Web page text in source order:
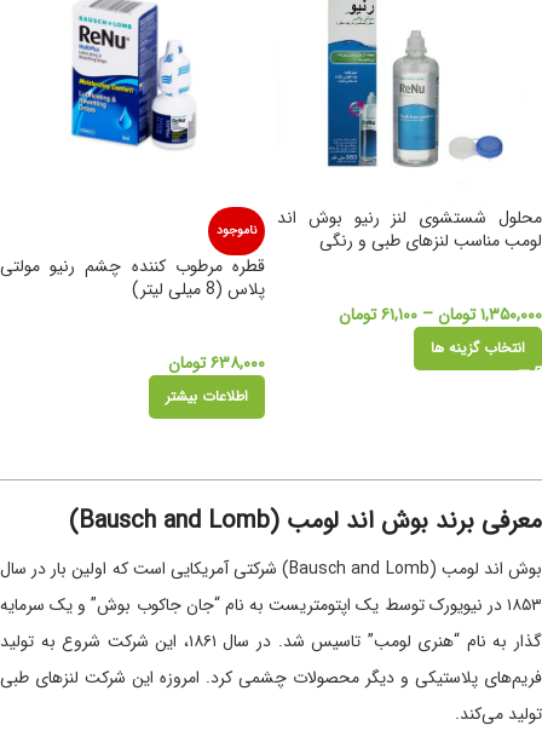
محلول شستشوی لنز رنیو بوش اند
لومب مناسب لنزهای طبی و رنگی
۱,۳۵۰,۰۰۰تومان– ۶۱,۱۰۰تومان
انتخاب گزینه ها
ناموجود
قطره مرطوب کننده چشم رنیو مولتی
پلاس (8 میلی لیتر)
۶۳۸,۰۰۰تومان
اطلاعات بیشتر
معرفی برند بوش اند لومب (Bausch and Lomb)
بوش اند لومب (Bausch and Lomb) شرکتی آمریکایی است که اولین بار در سال
۱۸۵۳ در نیویورک توسط یک اپتومتریست به نام “جان جاکوب بوش” و یک سرمایه
گذار به نام “هنری لومب” تاسیس شد. در سال ۱۸۶۱، این شرکت شروع به تولید
فریم‌های پلاستیکی و دیگر محصولات چشمی کرد. امروزه این شرکت لنزهای طبی
تولید می‌کند.